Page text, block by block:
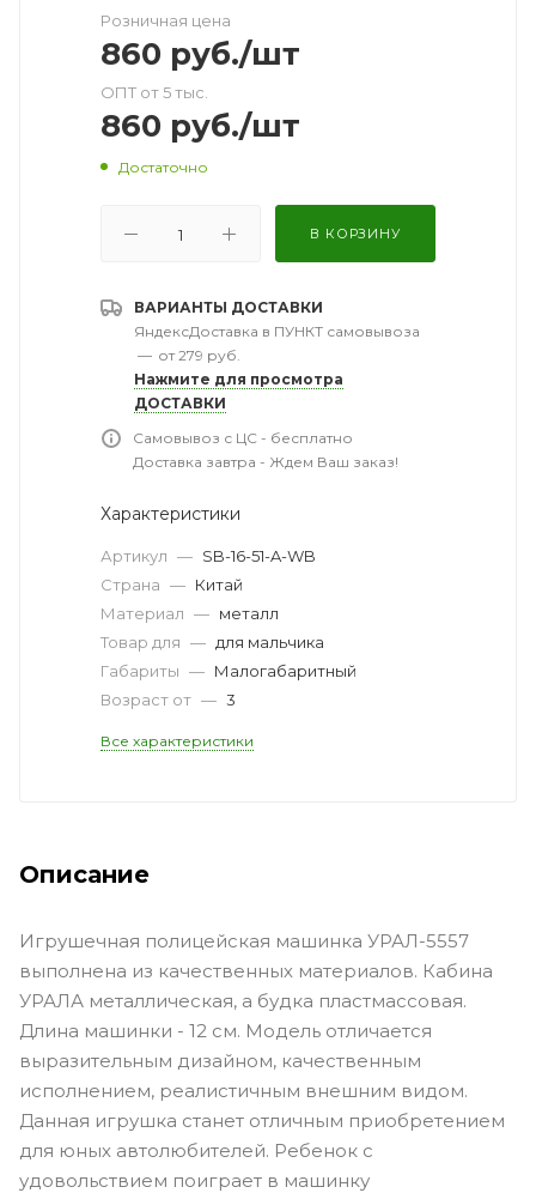
Розничная цена
860 руб./шт
ОПТ от 5 тыс.
860 руб./шт
Достаточно
В КОРЗИНУ
ВАРИАНТЫ ДОСТАВКИ
ЯндексДоставка в ПУНКТ самовывоза
— от 279 руб.
Нажмите для просмотра
ДОСТАВКИ
Самовывоз с ЦС - бесплатно
Доставка завтра - Ждем Ваш заказ!
Характеристики
Артикул — SB-16-51-A-WB
Страна — Китай
Материал — металл
Товар для — для мальчика
Габариты — Малогабаритный
Возраст от — 3
Все характеристики
Описание
Игрушечная полицейская машинка УРАЛ-5557
выполнена из качественных материалов. Кабина
УРАЛА металлическая, а будка пластмассовая.
Длина машинки - 12 см. Модель отличается
выразительным дизайном, качественным
исполнением, реалистичным внешним видом.
Данная игрушка станет отличным приобретением
для юных автолюбителей. Ребенок с
удовольствием поиграет в машинку